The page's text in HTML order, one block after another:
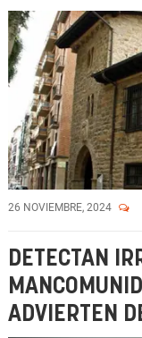
26 NOVIEMBRE, 2024
DETECTAN
ADVIERTEN